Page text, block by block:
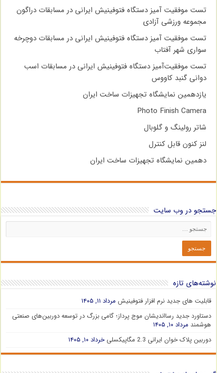
تست موفقیت آمیز دستگاه فتوفینیش ایرانی در مسابقات دراگون
مجموعه ورزشی آزادی
تست موفقیت آمیز دستگاه فتوفینیش ایرانی در مسابقات دوچرخه
سواری شهر آفتاب
تست موفقیت‌آمیز دستگاه فتوفینیش ایرانی در مسابقات اسب
دوانی گنبد کاووس
یازدهمین نمایشگاه تجهیزات ساخت ایران
Photo Finish Camera
شاتر رولینگ و گلوبال
لنز کنون قابل کنترل
دهمین نمایشگاه تجهیزات ساخت ایران
جستجو در وب سایت
نوشته‌های تازه
قابلیت های جدید نرم افزار فتوفینیش مرداد ۱۱, ۱۴۰۵
دستاورد جدید رسااندیشان موج پرداز؛ گامی بزرگ در توسعه دوربین‌های صنعتی
هوشمند مرداد ۱۰, ۱۴۰۵
دوربین پلاک خوان ایرانی 2.3 مگاپیکسلی
خرداد ۱۰, ۱۴۰۵